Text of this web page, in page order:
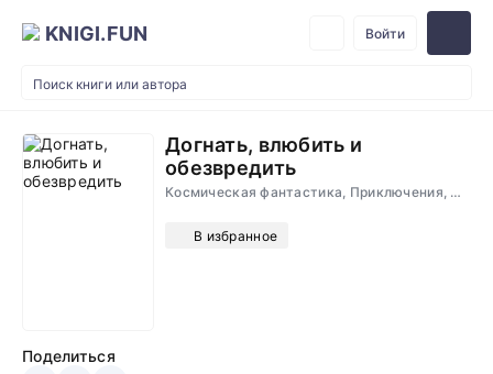
KNIGI.FUN Войти
Догнать, влюбить и
обезвредить
Космическая фантастика, Приключения, Любовное фэнтези
В избранное
Поделиться